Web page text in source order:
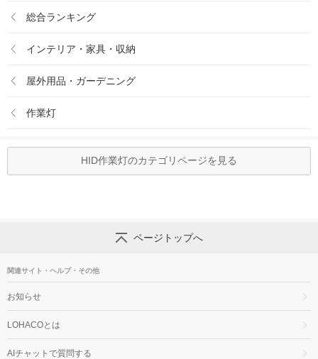
総合ランキング
インテリア・家具・収納
屋外用品・ガーデニング
作業灯
HID作業灯のカテゴリページを見る
ページトップへ
関連サイト・ヘルプ・その他
お知らせ
LOHACOとは
AIチャットで質問する